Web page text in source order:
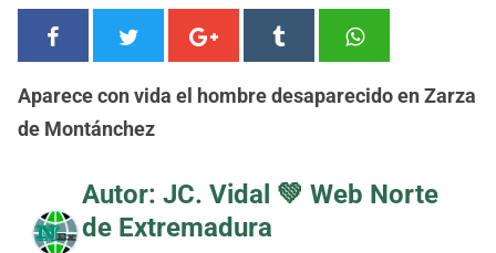
Aparece con vida el hombre desaparecido en Zarza
de Montánchez
Autor: JC. Vidal 💚 Web Norte
de Extremadura